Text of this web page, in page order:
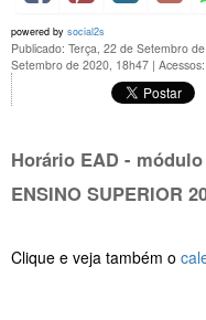
powered by social2s
Publicado: Terça, 22 de Setembro
Setembro de 2020, 18h47 |
Horário EAD -
ENSINO SUPERIOR
Clique e veja também o